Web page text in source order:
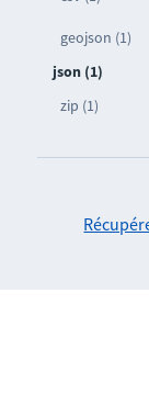
geojson (1)
json (1)
zip (1)